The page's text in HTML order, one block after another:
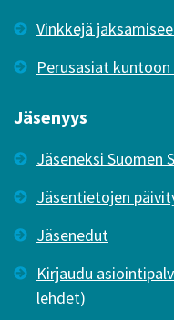
Vinkkejä
Perusasiat
Jäsenyys
Jäseneksi Suomen
Jäsentietojen
Jäsenedut
Kirjaudu
lehdet)